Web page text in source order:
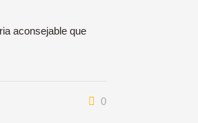
aconsejable que
0